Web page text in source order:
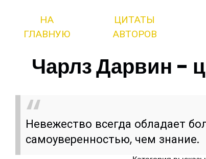
НА
ГЛАВНУЮ
ЦИТАТЫ
АВТОРОВ
Чарлз Дарвин -
Невежество всегда обладает
самоуверенностью, чем знание.